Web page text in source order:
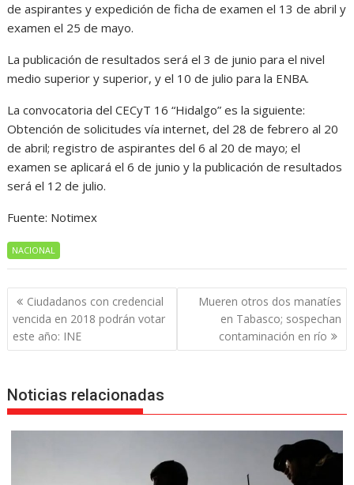
de aspirantes y expedición de ficha de examen el 13 de abril y
examen el 25 de mayo.
La publicación de resultados será el 3 de junio para el nivel
medio superior y superior, y el 10 de julio para la ENBA.
La convocatoria del CECyT 16 “Hidalgo” es la siguiente:
Obtención de solicitudes vía internet, del 28 de febrero al 20
de abril; registro de aspirantes del 6 al 20 de mayo; el
examen se aplicará el 6 de junio y la publicación de resultados
será el 12 de julio.
Fuente: Notimex
NACIONAL
Navegación
de
entradas
Ciudadanos con credencial
vencida en 2018 podrán votar
este año: INE
Mueren otros dos manatíes
en Tabasco; sospechan
contaminación en río
Noticias relacionadas